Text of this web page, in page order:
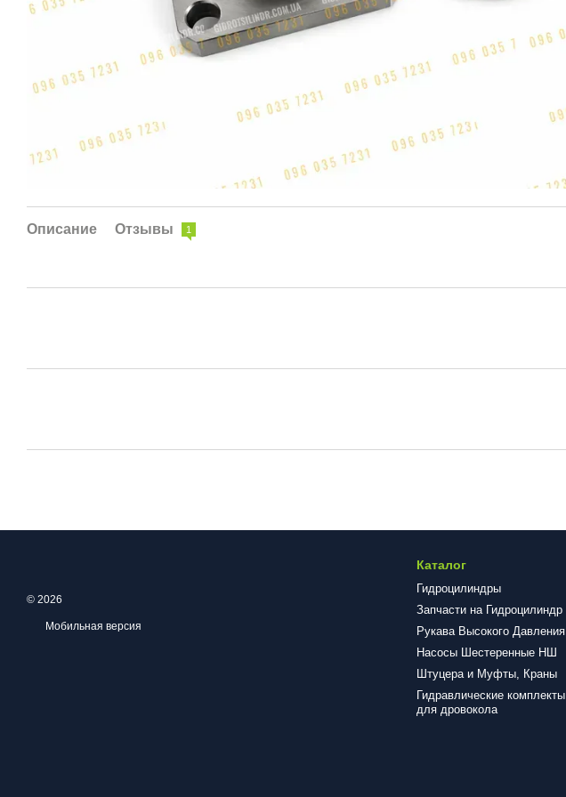
Описание Отзывы 1
© 2026
Мобильная версия
Каталог
Гидроцилиндры
Запчасти на Гидроцилиндр
Рукава Высокого Давления
Насосы Шестеренные НШ
Штуцера и Муфты, Краны
Гидравлические комплекты
для дровокола